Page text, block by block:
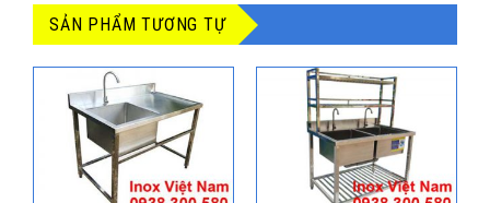
SẢN PHẨM TƯƠNG TỰ